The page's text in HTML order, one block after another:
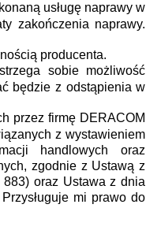
usługę naprawy w
zakończenia naprawy.
producenta.
sobie możliwość
będzie z odstąpienia w
przez firmę DERACOM
z wystawieniem
handlowych oraz
zgodnie z Ustawą z
oraz Ustawa z dnia
mi prawo do